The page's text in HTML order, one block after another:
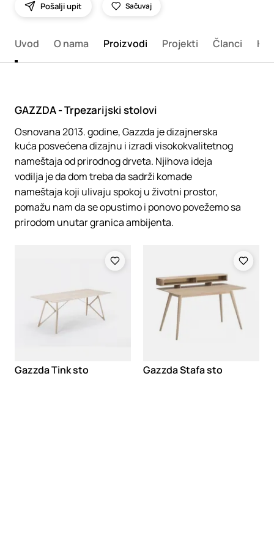
Pošalji upit Sačuvaj
Uvod O nama Proizvodi Projekti Članci
GAZZDA - Trpezarijski stolovi
Osnovana 2013. godine, Gazzda je dizajnerska
kuća posvećena dizajnu i izradi visokokvalitetnog
nameštaja od prirodnog drveta. Njihova ideja
vodilja je da dom treba da sadrži komade
nameštaja koji ulivaju spokoj u životni prostor,
pomažu nam da se opustimo i ponovo povežemo sa
prirodom unutar granica ambijenta.
Gazzda Tink sto Gazzda Stafa sto